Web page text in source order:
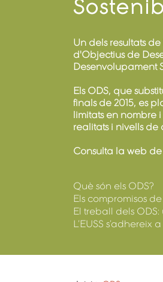
Un dels resultats
d'Objectius de
Desenvolupament
Els ODS, que
finals de 2015, es
limitats en nombre
realitats i nivells
Consulta la web
Què són els ODS?
Els compromisos de
El treball dels
L’EUSS